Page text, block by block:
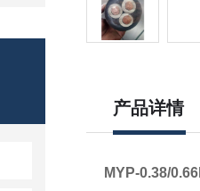
产品详情
MYP-0.38/